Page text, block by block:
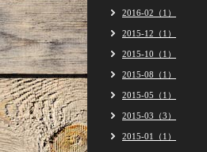
2016-02（1）
2015-12（1）
2015-10（1）
2015-08（1）
2015-05（1）
2015-03（3）
2015-01（1）